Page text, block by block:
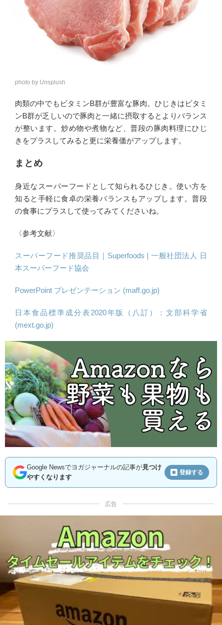
photo by Unsplush
肉類の中でもビタミンB群が豊富な豚肉。ひじきはビタミ
ンB群が乏しいので豚肉と一緒に摂取するとよりバランス
が整います。炒め物や煮物など、普段の豚肉料理にひじ
きをプラスしてみると更に栄養価がアップします。
まとめ
身近なスーパーフードとして知られるひじき。使い方を
知ると手軽に食卓の栄養バランスもアップします。普段
の食事にプラスして使ってみてくださいね。
〈参考文献〉
スーパーフード推奨品目｜Superfoods | 一般社団法人 日
本スーパーフード協会
PowerPoint プレゼンテーション (maff.go.jp)
日本食品標準成分表2020年版（八訂）：文部科学省
(mext.go.jp)
Google Newsでヨガジャーナルの記事が見つけ
やすくなります
登録する
広告